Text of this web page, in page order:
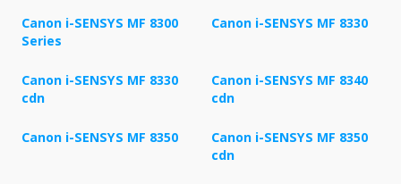
Canon i-SENSYS MF 8300
Series
Canon i-SENSYS MF 8330
Canon i-SENSYS MF 8330
cdn
Canon i-SENSYS MF 8340
cdn
Canon i-SENSYS MF 8350
Canon i-SENSYS MF 8350
cdn